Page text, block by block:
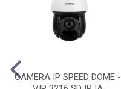
CAMERA IP SPEED DOME -